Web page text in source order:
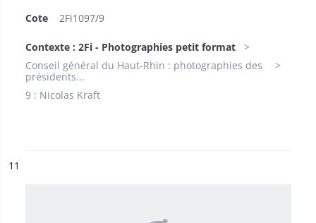
Cote 2Fi1097/9
Contexte : 2Fi - Photographies petit format
Conseil général du Haut-Rhin : photographies des
présidents...
9 : Nicolas Kraft
n°
11